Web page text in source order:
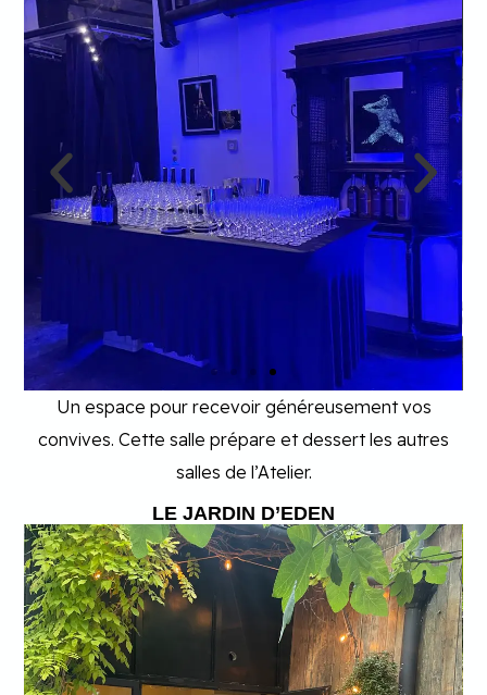
Un espace pour recevoir généreusement vos
convives. Cette salle prépare et dessert les autres
salles de l’Atelier.
LE JARDIN D’EDEN